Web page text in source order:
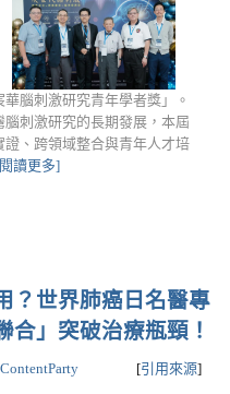
腦刺激研究青年學者獎」。
刺激研究的長期發展，本屆
、跨領域整合與青年人才培
讀更多]
？世界肺癌日名醫專
合」突破治療瓶頸！
ContentParty [引用來源]